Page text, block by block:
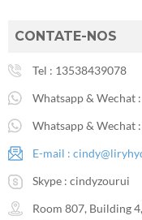
CONTATE-NOS
Tel : 13538439078
Whatsapp & Wechat :
Whatsapp & Wechat :
E-mail :
Skype : cindyzourui
Room 807, Building